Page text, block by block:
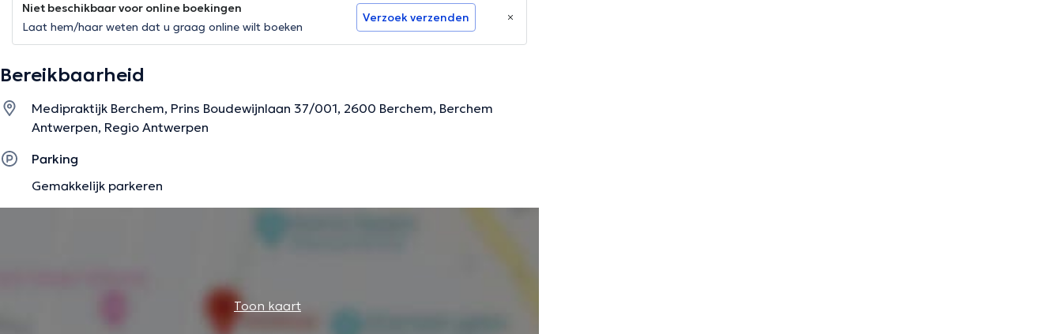
Niet beschikbaar voor online boekingen
Laat hem/haar weten dat u graag online wilt boeken
Verzoek verzenden
Bereikbaarheid
Medipraktijk Berchem, Prins Boudewijnlaan 37/001, 2600 Berchem, Berchem
Antwerpen, Regio Antwerpen
Parking
Gemakkelijk parkeren
Toon kaart